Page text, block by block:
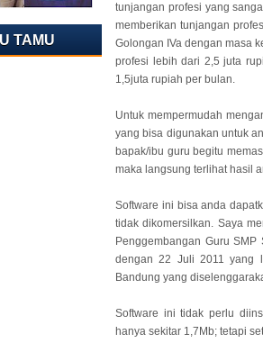
TAMU
tunjangan profesi yang
memberikan tunjangan
Golongan IVa dengan masa
profesi lebih dari 2,5 juta
1,5juta rupiah per bulan.
Untuk mempermudah
yang bisa digunakan untuk
bapak/ibu guru begitu
maka langsung terlihat hasil
Software ini bisa anda
tidak dikomersilkan. Saya
Penggembangan Guru
dengan 22 Juli 2011 yang
Bandung yang
Software ini tidak perlu
hanya sekitar 1,7Mb; tetapi